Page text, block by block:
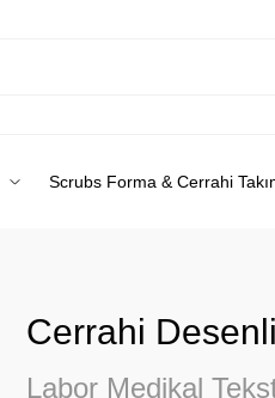
Scrubs Forma & Cerrahi
Cerrahi
Labor Medikal